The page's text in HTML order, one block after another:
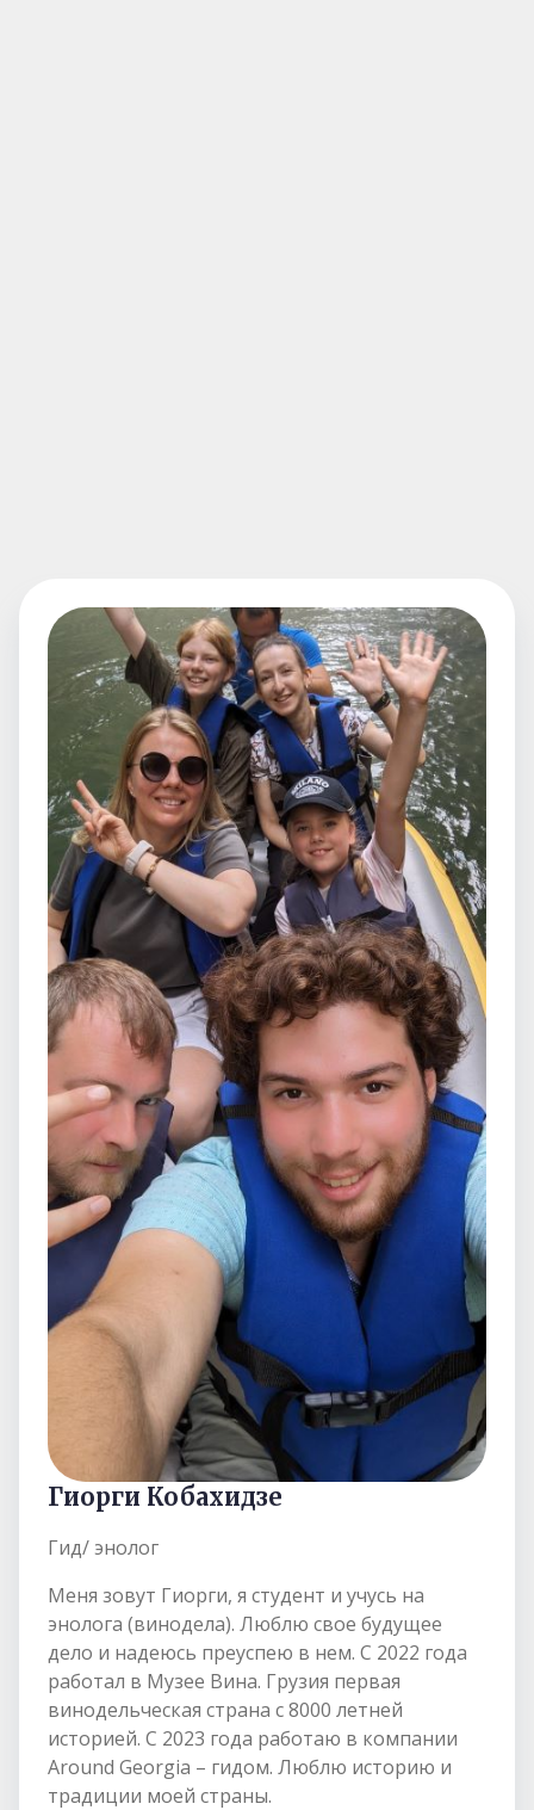
Гиорги Кобахидзе
Гид/ энолог
Меня зовут Гиорги, я студент и учусь на
энолога (винодела). Люблю свое будущее
дело и надеюсь преуспею в нем. С 2022 года
работал в Музее Вина. Грузия первая
винодельческая страна с 8000 летней
историей. С 2023 года работаю в компании
Around Georgia – гидом. Люблю историю и
традиции моей страны.